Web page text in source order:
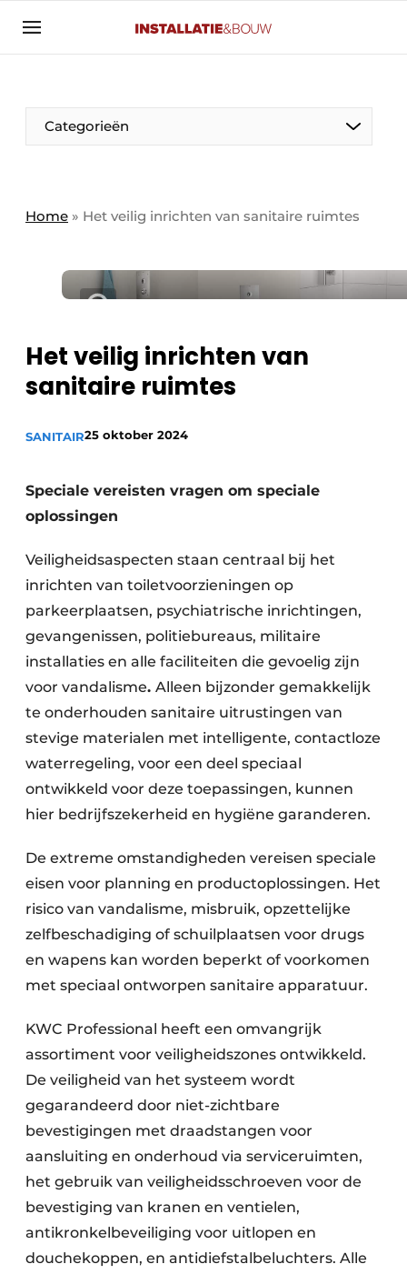
Aanmelden
Banner overzicht
BedrijvenAanmeldenBedankt voor de aanmelding
Contact
Home
Meest gelezen
Podcasts
Privacy / Cookie statement
Vacature aanmelden
Video’s
Categorieën
Panelgesprek
Solar
HVAC
Binnenklimaat
Brandbeveiliging
Ventilatie
Warmtepompen
Home » Het veilig inrichten van sanitaire ruimtes
Het veilig inrichten van
sanitaire ruimtes
SANITAIR25 oktober 2024
Speciale vereisten vragen om speciale
oplossingen
Veiligheidsaspecten staan centraal bij het
inrichten van toiletvoorzieningen op
parkeerplaatsen, psychiatrische inrichtingen,
gevangenissen, politiebureaus, militaire
installaties en alle faciliteiten die gevoelig zijn
voor vandalisme. Alleen bijzonder gemakkelijk
te onderhouden sanitaire uitrustingen van
stevige materialen met intelligente, contactloze
waterregeling, voor een deel speciaal
ontwikkeld voor deze toepassingen, kunnen
hier bedrijfszekerheid en hygiëne garanderen.
De extreme omstandigheden vereisen speciale
eisen voor planning en productoplossingen. Het
risico van vandalisme, misbruik, opzettelijke
zelfbeschadiging of schuilplaatsen voor drugs
en wapens kan worden beperkt of voorkomen
met speciaal ontworpen sanitaire apparatuur.
KWC Professional heeft een omvangrijk
assortiment voor veiligheidszones ontwikkeld.
De veiligheid van het systeem wordt
gegarandeerd door niet-zichtbare
bevestigingen met draadstangen voor
aansluiting en onderhoud via serviceruimten,
het gebruik van veiligheidsschroeven voor de
bevestiging van kranen en ventielen,
antikronkelbeveiliging voor uitlopen en
douchekoppen, en antidiefstalbeluchters. Alle